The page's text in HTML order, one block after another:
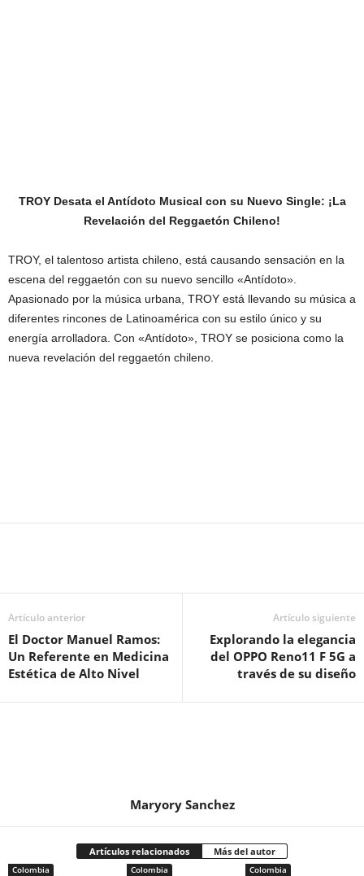
TROY Desata el Antídoto Musical con su Nuevo Single: ¡La
Revelación del Reggaetón Chileno!
TROY, el talentoso artista chileno, está causando sensación en la
escena del reggaetón con su nuevo sencillo «Antídoto».
Apasionado por la música urbana, TROY está llevando su música a
diferentes rincones de Latinoamérica con su estilo único y su
energía arrolladora. Con «Antídoto», TROY se posiciona como la
nueva revelación del reggaetón chileno.
Artículo anterior
El Doctor Manuel Ramos:
Un Referente en Medicina
Estética de Alto Nivel
Artículo siguiente
Explorando la elegancia
del OPPO Reno11 F 5G a
través de su diseño
Maryory Sanchez
Artículos relacionados Más del autor
Colombia Colombia Colombia